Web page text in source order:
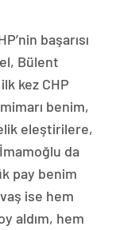
başarısı
Bülent
kez CHP
benim,
eleştirilere,
da
pay benim
ise hem
aldım, hem